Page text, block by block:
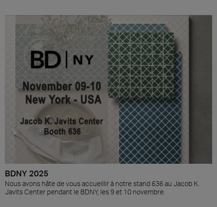
BDNY 2025
Nous avons hâte de vous accueillir à notre stand 636 au Jacob K.
Javits Center pendant le BDNY, les 9 et 10 novembre.